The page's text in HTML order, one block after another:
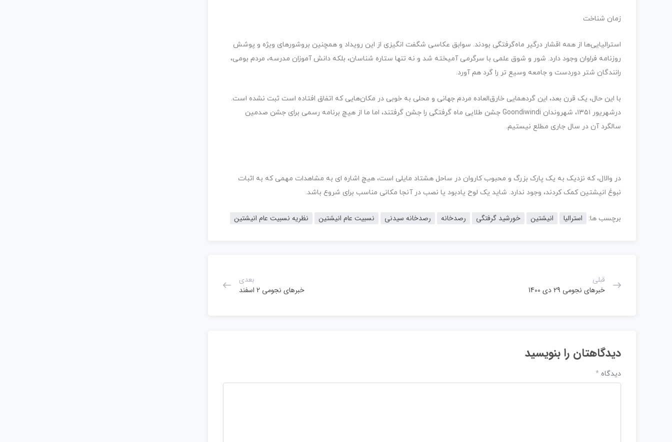
زمان شناخت
استرالیایی‌ها از همه اقشار درگیر ماه‌گرفتگی بودند. سوابق عکاسی شگفت انگیزی از این رویداد و همچنین بروشورهای ویژه و پوشش
روزنامه فراوان وجود دارد. شور و شوق علمی با سرگرمی آمیخته شد و نه تنها ستاره شناسان، بلکه دانش آموزان مدرسه، مردم بومی،
رانندگان شتر دوردست و جامعه وسیع تر را گرد هم آورد.
با این حال، یک قرن بعد، این گردهمایی خارق‌العاده مردم جهانی و محلی به خوبی در مکان‌هایی که اتفاق افتاده است ثبت نشده است.
درشهریور ۱۳۵۱، شهروندان Goondiwindi جشن طلایی ماه گرفتگی را جشن گرفتند، اما ما از هیچ برنامه رسمی برای جشن صدمین
سالگرد آن در سال جاری مطلع نیستیم.
در والال، که نزدیک به یک پارک بزرگ و محبوب کاروان در ساحل هشتاد مایلی است، هیچ اشاره ای به مشاهدات مهمی که به اثبات
نبوغ انیشتین کمک کردند، وجود ندارد. شاید یک لوح یادبود یا نصب در آنجا مکانی مناسب برای شروع باشد.
برچسب ها: استرالیا انیشتین خورشید گرفتگی رصدخانه رصدخانه سیدنی نسبیت عام انیشتین نظریه نسبیت عام انیشتین
قبلی
خبرهای نجومی 29 دی 1400
بعدی
خبرهای نجومی 2 اسفند
دیدگاهتان را بنویسید
دیدگاه *